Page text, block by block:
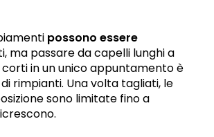
possono essere
ma passare da capelli lunghi a
in un unico appuntamento è
rimpianti. Una volta tagliati, le
sono limitate fino a